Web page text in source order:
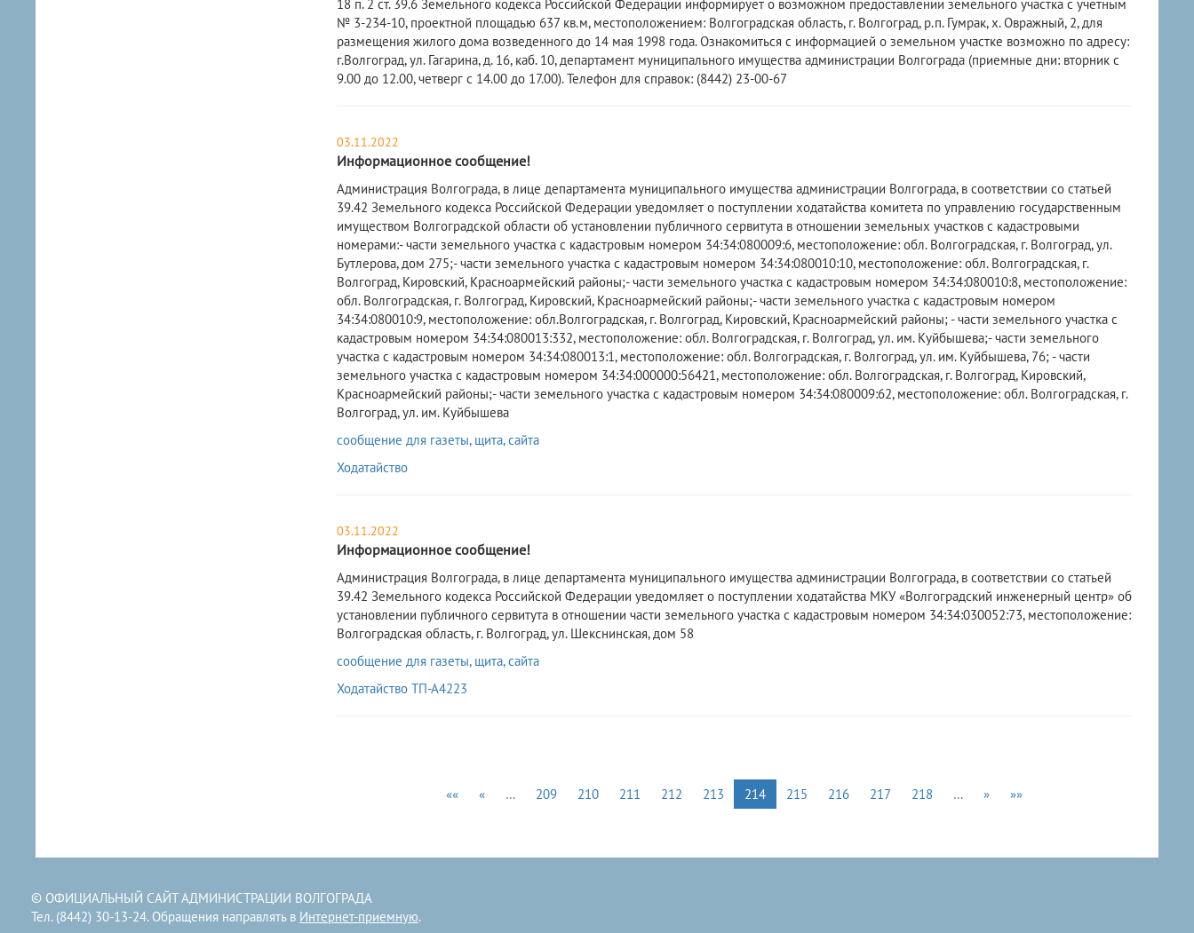
18 п. 2 ст. 39.6 Земельного кодекса Российской Федерации информирует о возможном предоставлении земельного участка с учетным
№ 3-234-10, проектной площадью 637 кв.м, местоположением: Волгоградская область, г. Волгоград, р.п. Гумрак, х. Овражный, 2, для
размещения жилого дома возведенного до 14 мая 1998 года. Ознакомиться с информацией о земельном участке возможно по адресу:
г.Волгоград, ул. Гагарина, д. 16, каб. 10, департамент муниципального имущества администрации Волгограда (приемные дни: вторник с
9.00 до 12.00, четверг с 14.00 до 17.00). Телефон для справок: (8442) 23-00-67
03.11.2022
Информационное сообщение!
Администрация Волгограда, в лице департамента муниципального имущества администрации Волгограда, в соответствии со статьей
39.42 Земельного кодекса Российской Федерации уведомляет о поступлении ходатайства комитета по управлению государственным
имуществом Волгоградской области об установлении публичного сервитута в отношении земельных участков с кадастровыми
номерами:- части земельного участка с кадастровым номером 34:34:080009:6, местоположение: обл. Волгоградская, г. Волгоград, ул.
Бутлерова, дом 275;- части земельного участка с кадастровым номером 34:34:080010:10, местоположение: обл. Волгоградская, г.
Волгоград, Кировский, Красноармейский районы;- части земельного участка с кадастровым номером 34:34:080010:8, местоположение:
обл. Волгоградская, г. Волгоград, Кировский, Красноармейский районы;- части земельного участка с кадастровым номером
34:34:080010:9, местоположение: обл.Волгоградская, г. Волгоград, Кировский, Красноармейский районы; - части земельного участка с
кадастровым номером 34:34:080013:332, местоположение: обл. Волгоградская, г. Волгоград, ул. им. Куйбышева;- части земельного
участка с кадастровым номером 34:34:080013:1, местоположение: обл. Волгоградская, г. Волгоград, ул. им. Куйбышева, 76; - части
земельного участка с кадастровым номером 34:34:000000:56421, местоположение: обл. Волгоградская, г. Волгоград, Кировский,
Красноармейский районы;- части земельного участка с кадастровым номером 34:34:080009:62, местоположение: обл. Волгоградская, г.
Волгоград, ул. им. Куйбышева
сообщение для газеты, щита, сайта
Ходатайство
03.11.2022
Информационное сообщение!
​Администрация Волгограда, в лице департамента муниципального имущества администрации Волгограда, в соответствии со статьей
39.42 Земельного кодекса Российской Федерации уведомляет о поступлении ходатайства МКУ «Волгоградский инженерный центр» об
установлении публичного сервитута в отношении части земельного участка с кадастровым номером 34:34:030052:73, местоположение:
Волгоградская область, г. Волгоград, ул. Шекснинская, дом 58
сообщение для газеты, щита, сайта
Ходатайство ТП-А4223
«« « … 209 210 211 212 213 214 215 216 217 218 … » »»
© ОФИЦИАЛЬНЫЙ САЙТ АДМИНИСТРАЦИИ ВОЛГОГРАДА
Тел. (8442) 30-13-24. Обращения направлять в Интернет-приемную.